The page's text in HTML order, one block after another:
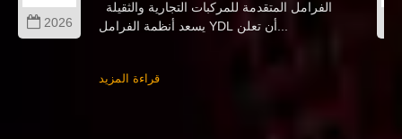
2026
الفرامل المتقدمة للمركبات التجارية والثقيلة
يسعد أنظمة الفرامل YDL أن تعلن...
قراءة المزيد